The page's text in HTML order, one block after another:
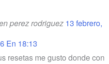
perez rodriguez 13 febrero,
En 18:13
resetas me gusto donde con